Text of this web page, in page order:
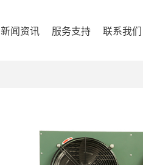
新闻资讯 服务支持 联系我们